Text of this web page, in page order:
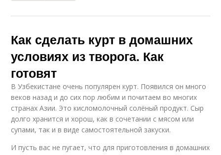
Как сделать курт в домашних
условиях из творога. Как
готовят
В Узбекистане очень популярен курт. Появился он много
веков назад и до сих пор любим и почитаем во многих
странах Азии. Это кисломолочный солёный продукт. Сыр
долго хранится и хорош, как в сочетании с мясом или
супами, так и в виде самостоятельной закуски.
И пусть вас не пугает, что для приготовления в домашних